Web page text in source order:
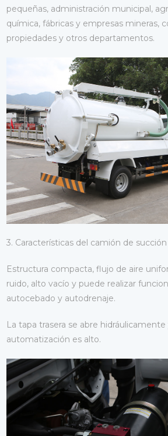
pequeñas, administración municipal,
química, fábricas y empresas mineras,
propiedades y otros departamentos.
3. Características del camión de
Estructura compacta, flujo de aire
ruido, alto vacío y puede realizar
autocebado y autodrenaje.
La tapa trasera se abre
automatización es alto.